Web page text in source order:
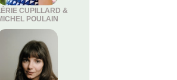
CUPILLARD &
POULAIN